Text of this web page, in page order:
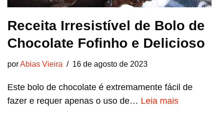
Receita Irresistível de Bolo de
Chocolate Fofinho e Delicioso
porAbias Vieira 16 de agosto de 2023
Este bolo de chocolate é extremamente fácil de
fazer e requer apenas o uso de… Leia mais